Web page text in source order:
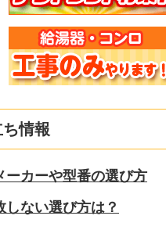
情報
ーカーや型番の選び方
ない選び方は？